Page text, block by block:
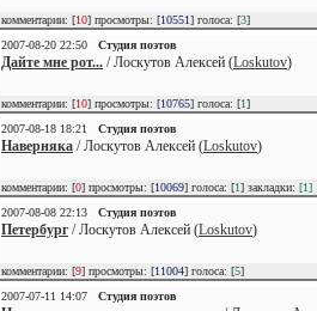
комментарии: [10] просмотры: [10551] голоса: [3]
2007-08-20 22:50
Студия поэтов
Дайте мне рот... / Лоскутов Алексей (Loskutov)
комментарии: [10] просмотры: [10765] голоса: [1]
2007-08-18 18:21
Студия поэтов
Наверняка / Лоскутов Алексей (Loskutov)
комментарии: [0] просмотры: [10069] голоса: [1] закладки: [1]
2007-08-08 22:13
Студия поэтов
Петербург/ Лоскутов Алексей (Loskutov)
комментарии: [9] просмотры: [11004] голоса: [5]
2007-07-11 14:07
Студия поэтов